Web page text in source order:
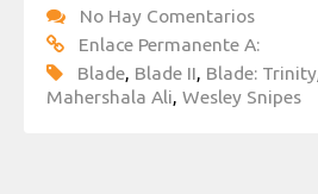
No Hay Comentarios
Enlace Permanente A:
Blade, Blade II, Blade: Trinity
Mahershala Ali, Wesley Snipes